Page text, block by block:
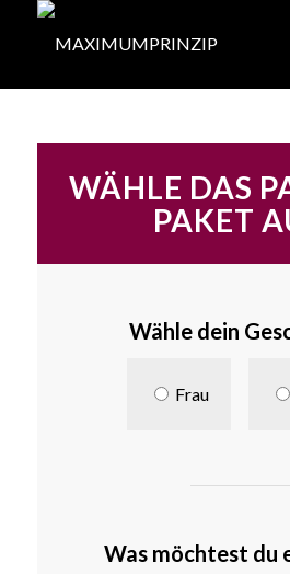
WÄHLE DAS
PAKET
Wähle dein
Frau
Was möchtest du